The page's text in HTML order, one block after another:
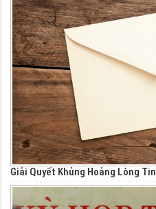
Giải Quyết Khủng Hoảng Lòng Tin